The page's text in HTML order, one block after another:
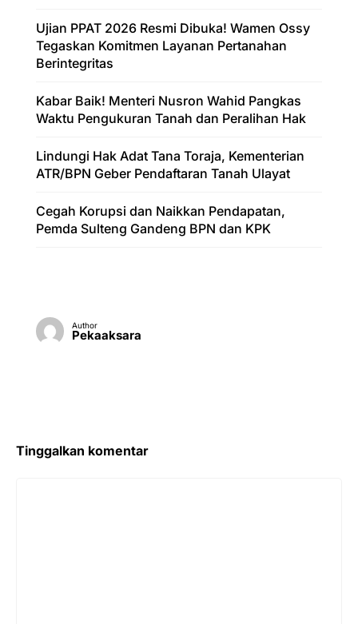
Ujian PPAT 2026 Resmi Dibuka! Wamen Ossy
Tegaskan Komitmen Layanan Pertanahan
Berintegritas
Kabar Baik! Menteri Nusron Wahid Pangkas
Waktu Pengukuran Tanah dan Peralihan Hak
Lindungi Hak Adat Tana Toraja, Kementerian
ATR/BPN Geber Pendaftaran Tanah Ulayat
Cegah Korupsi dan Naikkan Pendapatan,
Pemda Sulteng Gandeng BPN dan KPK
Author
Pekaaksara
Tinggalkan komentar